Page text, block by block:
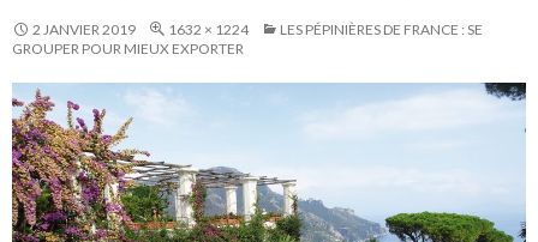
2 JANVIER 2019 1632 × 1224
LES PÉPINIÈRES DE FRANCE : SE
GROUPER POUR MIEUX EXPORTER